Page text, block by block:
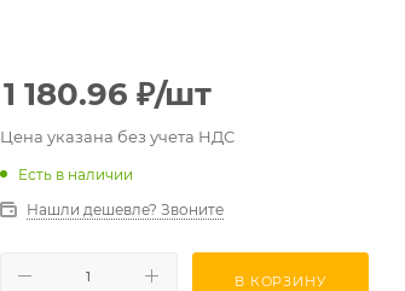
1 180.96 ₽/шт
Цена указана без учета НДС
Есть в наличии
Нашли дешевле? Звоните
В КОРЗИНУ